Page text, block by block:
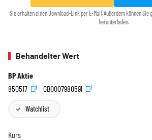
Sie erhalten einen Download-Link per E-Mail. Außerdem können
herunterladen.
Behandelter Wert
BP Aktie
850517
GB0007980591
Watchlist
Kurs